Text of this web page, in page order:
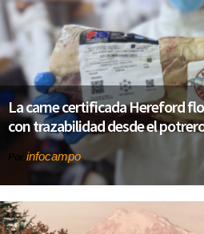
La carne certificada Hereford
con trazabilidad desde el
Por infocampo